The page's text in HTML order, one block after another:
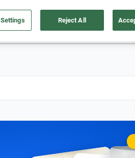
tu auto Nosotros
Reject All